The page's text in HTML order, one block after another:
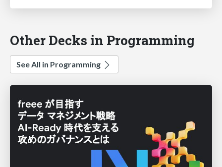
Other Decks in Programming
See All in Programming